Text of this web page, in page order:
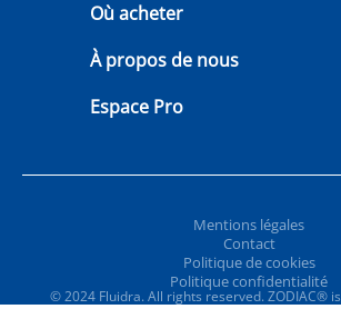
Où acheter
À propos de nous
Espace Pro
Mentions légales
Contact
Politique de cookies
Politique confidentialité
© 2024 Fluidra. All rights reserved. ZODIAC®
trademark of Zodiac International, S.A.S.U.,